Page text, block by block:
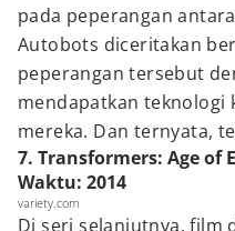
pada peperangan
Autobots diceritakan
peperangan tersebut
mendapatkan teknologi
mereka. Dan ternyata,
7. Transformers: Age of
Waktu: 2014
variety.com
Di seri selanjutnya, film